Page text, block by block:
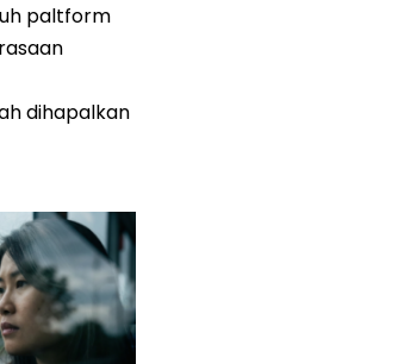
paltform
dihapalkan